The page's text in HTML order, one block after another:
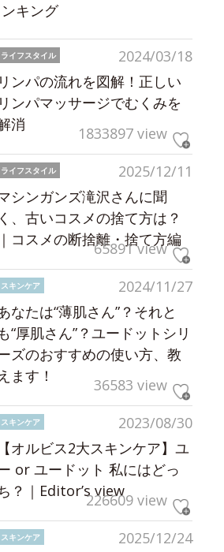
キング
2024/03/18
ライフスタイル
リンパの流れを図解！正しい
リンパマッサージでむくみを
消
1833897 view
2025/12/11
ライフスタイル
シンガンズ滝沢さんに聞
く、古いコスメの捨て方は？
｜コスメの断捨離・捨て方編
65891 view
2024/11/27
スキンケア
なたは“薄肌さん”？それと
も“厚肌さん”？ユードットシリ
ズのおすすめの使い方、教
えます！
36583 view
2023/08/30
スキンケア
【オルビス2大スキンケア】ユ
or ユードット 私にはどっ
？｜Editor’s view226609 view
2025/12/24
スキンケア